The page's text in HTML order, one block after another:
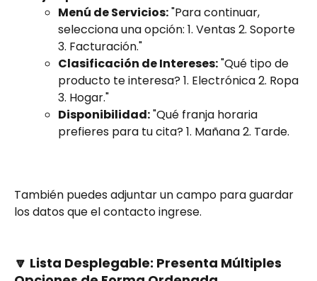
Menú de Servicios: "Para continuar,
selecciona una opción: 1. Ventas 2. Soporte
3. Facturación."
Clasificación de Intereses: "Qué tipo de
producto te interesa? 1. Electrónica 2. Ropa
3. Hogar."
Disponibilidad: "Qué franja horaria
prefieres para tu cita? 1. Mañana 2. Tarde.
También puedes adjuntar un campo para guardar
los datos que el contacto ingrese.
🔽 Lista Desplegable: Presenta Múltiples